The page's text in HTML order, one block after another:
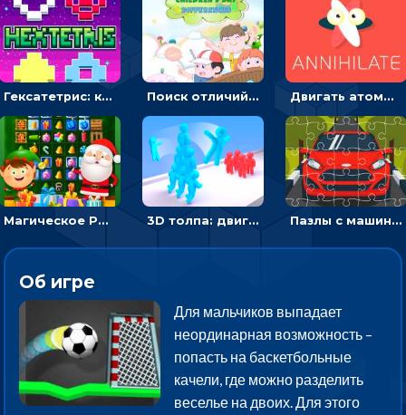
Гексатетрис: кидать блок, чтобы складывать три в ряд - головоломка Поиск отличий на картинках с детьми - головоломка Двигать атомы, чтобы соединить – головоломка
Магическое Рождество: соедини три в ряд и выполни задание 3D толпа: двигаться и собирать цветных человечков Пазлы с машинами Форд: собирать картинки и открывать новые
Об игре
Для мальчиков выпадает
неординарная возможность –
попасть на баскетбольные
качели, где можно разделить
веселье на двоих. Для этого